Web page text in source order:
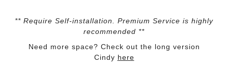
** Require Self-installation. Premium Service is highly
recommended **
Need more space? Check out the long version
Cindy here